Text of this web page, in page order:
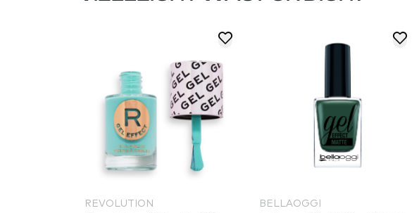
REVOLUTION BELLAOGGI